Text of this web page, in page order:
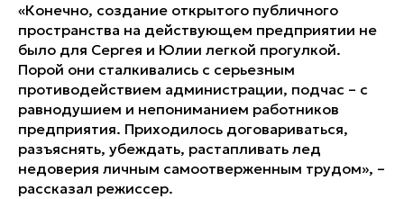
«Конечно, создание открытого публичного
пространства на действующем предприятии не
было для Сергея и Юлии легкой прогулкой.
Порой они сталкивались с серьезным
противодействием администрации, подчас – с
равнодушием и непониманием работников
предприятия. Приходилось договариваться,
разъяснять, убеждать, растапливать лед
недоверия личным самоотверженным трудом», –
рассказал режиссер.